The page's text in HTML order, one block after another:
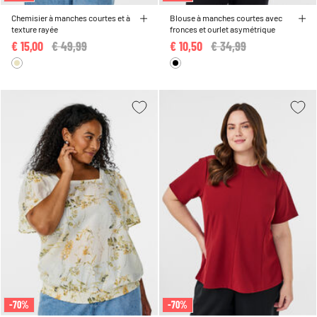
Chemisier à manches courtes et à
texture rayée
Price reduced from
€ 49,99
€ 15,00
Blouse à manches courtes avec
fronces et ourlet asymétrique
Price reduced from
€ 34,99
€ 10,50
-70% -70%